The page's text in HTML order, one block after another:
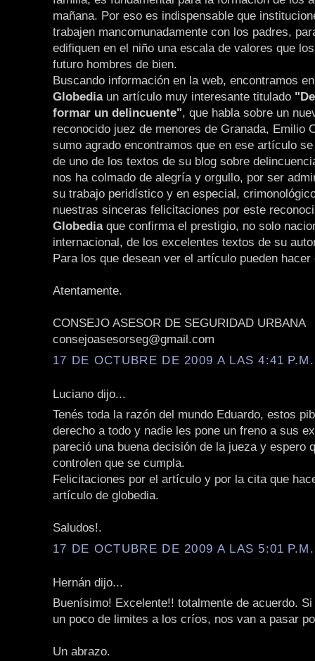
mañana. Por eso es indispensable que
trabajen mancomunadamente con los padres,
edifiquen en el niño una escala de valores que
futuro hombres de bien.
Buscando información en la web, encontramos
Globediaun artículo muy interesante titulado
formar un delincuente", que habla sobre un
reconocido juez de menores de Granada, Emilio
sumo agrado encontramos que en ese artículo
de uno de los textos de su blog sobre
nos ha colmado de alegría y orgullo, por ser
su trabajo peridístico y en especial,
nuestras sinceras felicitaciones por este
Globediaque confirma el prestigio, no solo
internacional, de los excelentes textos de su
Para los que desean ver el artículo pueden
Atentamente.
CONSEJO ASESOR DE SEGURIDAD URBANA
consejoasesorseg@gmail.com
17 DE OCTUBRE DE 2009 A LAS 4:41 P.M.
Luciano dijo...
Tenés toda la razón del mundo Eduardo, estos
derecho a todo y nadie les pone un freno a sus
pareció una buena decisión de la jueza y espero
controlen que se cumpla.
Felicitaciones por el artículo y por la cita que
artículo de globedia.
Saludos!.
17 DE OCTUBRE DE 2009 A LAS 5:01 P.M.
Hernán dijo...
Buenísimo! Excelente!! totalmente de acuerdo.
un poco de limites a los críos, nos van a pasar
Un abrazo.